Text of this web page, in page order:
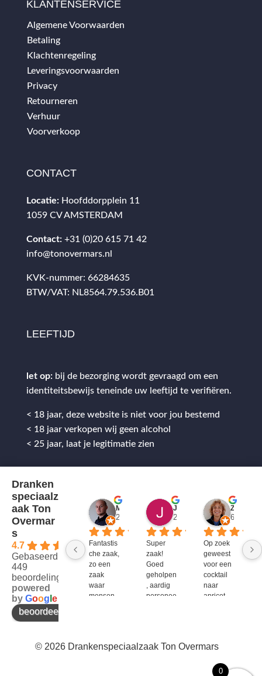
KLANTENSERVICE
Algemene Voorwaarden
Betaling
Klachtenregeling
Leveringsvoorwaarden
Privacy
Retourneren
Verhuur
Voorverkoop
CONTACT
Locatie: Hoofddorpplein 11
1059 CV AMSTERDAM
Contact: +31 (0)20 615 71 42
info@tonovermars.nl
KVK-nummer: 66284635
BTW/VAT: NL8564.79.536.B01
LEEFTIJD
let op: bij de bezorging wordt gevraagd om een
identiteitsbewijs teneinde uw leeftijd te verifiëren.
< 18 jaar, deze website is niet voor jou bestemd
< 18 jaar verkopen wij geen alcohol
< 25 jaar, laat je legitimatie zien
Dranken
speciaalz
aak Ton
Overmar
s
4.7
Gebaseerd op
449
beoordelingen
powered
by Goog e
beoordeel ons op
2 jaar geleden
Fantastis
che zaak,
zo een
zaak
waar
mensen
enthousi
2 jaar geleden
Super
zaak!
Goed
geholpen
, aardig
personee
6 jaar
Op zoek
geweest
voor een
cocktail
naar
apricot
niet te
en bij
© 2026 Drankenspeciaalzaak Ton Overmars
0